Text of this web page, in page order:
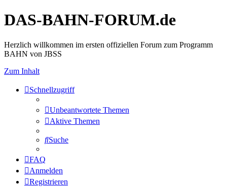
DAS-BAHN-FORUM.de
Herzlich willkommen im ersten offiziellen Forum zum Programm
BAHN von JBSS
Zum Inhalt
Schnellzugriff
Unbeantwortete Themen
Aktive Themen
Suche
FAQ
Anmelden
Registrieren